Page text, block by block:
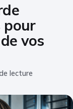
pour
vos
lecture